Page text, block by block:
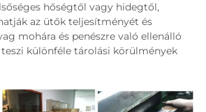
hőségtől vagy hidegtől,
az ütők teljesítményét és
mohára és penészre való ellenálló
teszi különféle tárolási körülmények